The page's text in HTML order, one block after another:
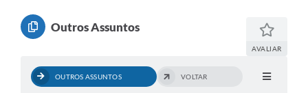
Outros Assuntos
AVALIAR
OUTROS ASSUNTOS VOLTAR